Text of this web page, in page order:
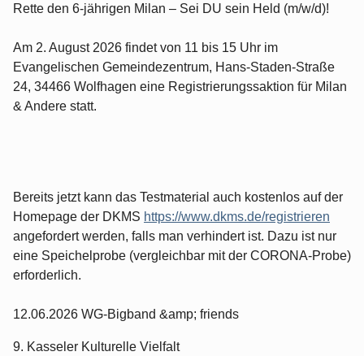
Rette den 6-jährigen Milan – Sei DU sein Held (m/w/d)!
Am 2. August 2026 findet von 11 bis 15 Uhr im
Evangelischen Gemeindezentrum, Hans-Staden-Straße
24, 34466 Wolfhagen eine Registrierungssaktion für Milan
& Andere statt.
Bereits jetzt kann das Testmaterial auch kostenlos auf der
Homepage der DKMS https://www.dkms.de/registrieren
angefordert werden, falls man verhindert ist. Dazu ist nur
eine Speichelprobe (vergleichbar mit der CORONA-Probe)
erforderlich.
12.06.2026 WG-Bigband &amp; friends
9. Kasseler Kulturelle Vielfalt